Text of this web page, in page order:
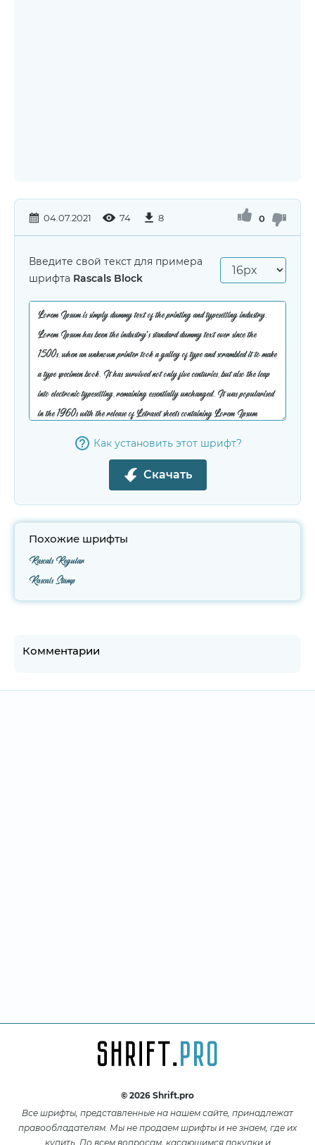
04.07.2021 74 8 0
Введите свой текст для примера
шрифта Rascals Block
Как установить этот шрифт?
Скачать
Похожие шрифты
Rascals Regular
Rascals Stamp
Комментарии
© 2026 Shrift.pro
Все шрифты, представленные на нашем сайте, принадлежат
правообладателям. Мы не продаем шрифты и не знаем, где их
купить. По всем вопросам, касающимся покупки и